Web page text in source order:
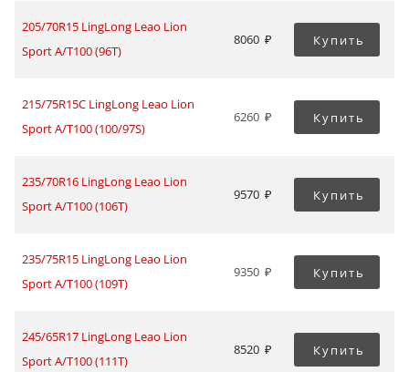
205/70R15 LingLong Leao Lion
Sport A/T100 (96T)
8060 Купить
215/75R15C LingLong Leao Lion
Sport A/T100 (100/97S)
6260 Купить
235/70R16 LingLong Leao Lion
Sport A/T100 (106T)
9570 Купить
235/75R15 LingLong Leao Lion
Sport A/T100 (109T)
9350 Купить
245/65R17 LingLong Leao Lion
Sport A/T100 (111T)
8520 Купить